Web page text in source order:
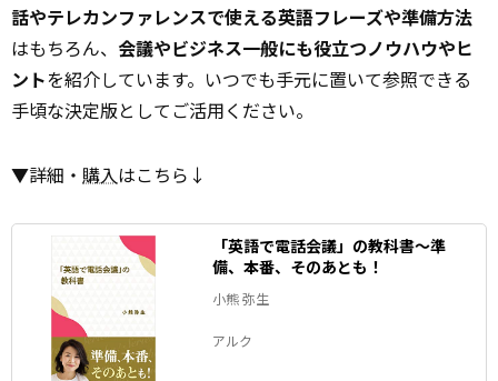
話やテレカンファレンスで使える英語フレーズや準備方法
はもちろん、 会議やビジネス一般にも役立つノウハウやヒ
ントを紹介しています。いつでも手元に置いて参照できる
手頃な決定版としてご活用ください。
▼詳細・ 購入はこちら↓
「英語で電話会議」の教科書～準
備、本番、そのあとも！
小熊 弥生
アルク